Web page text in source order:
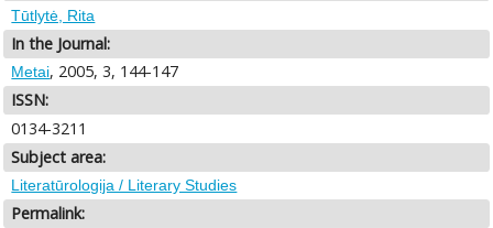
Tūtlytė, Rita
In the Journal:
Metai, 2005, 3, 144-147
ISSN:
0134-3211
Subject area:
Literatūrologija / Literary Studies
Permalink: